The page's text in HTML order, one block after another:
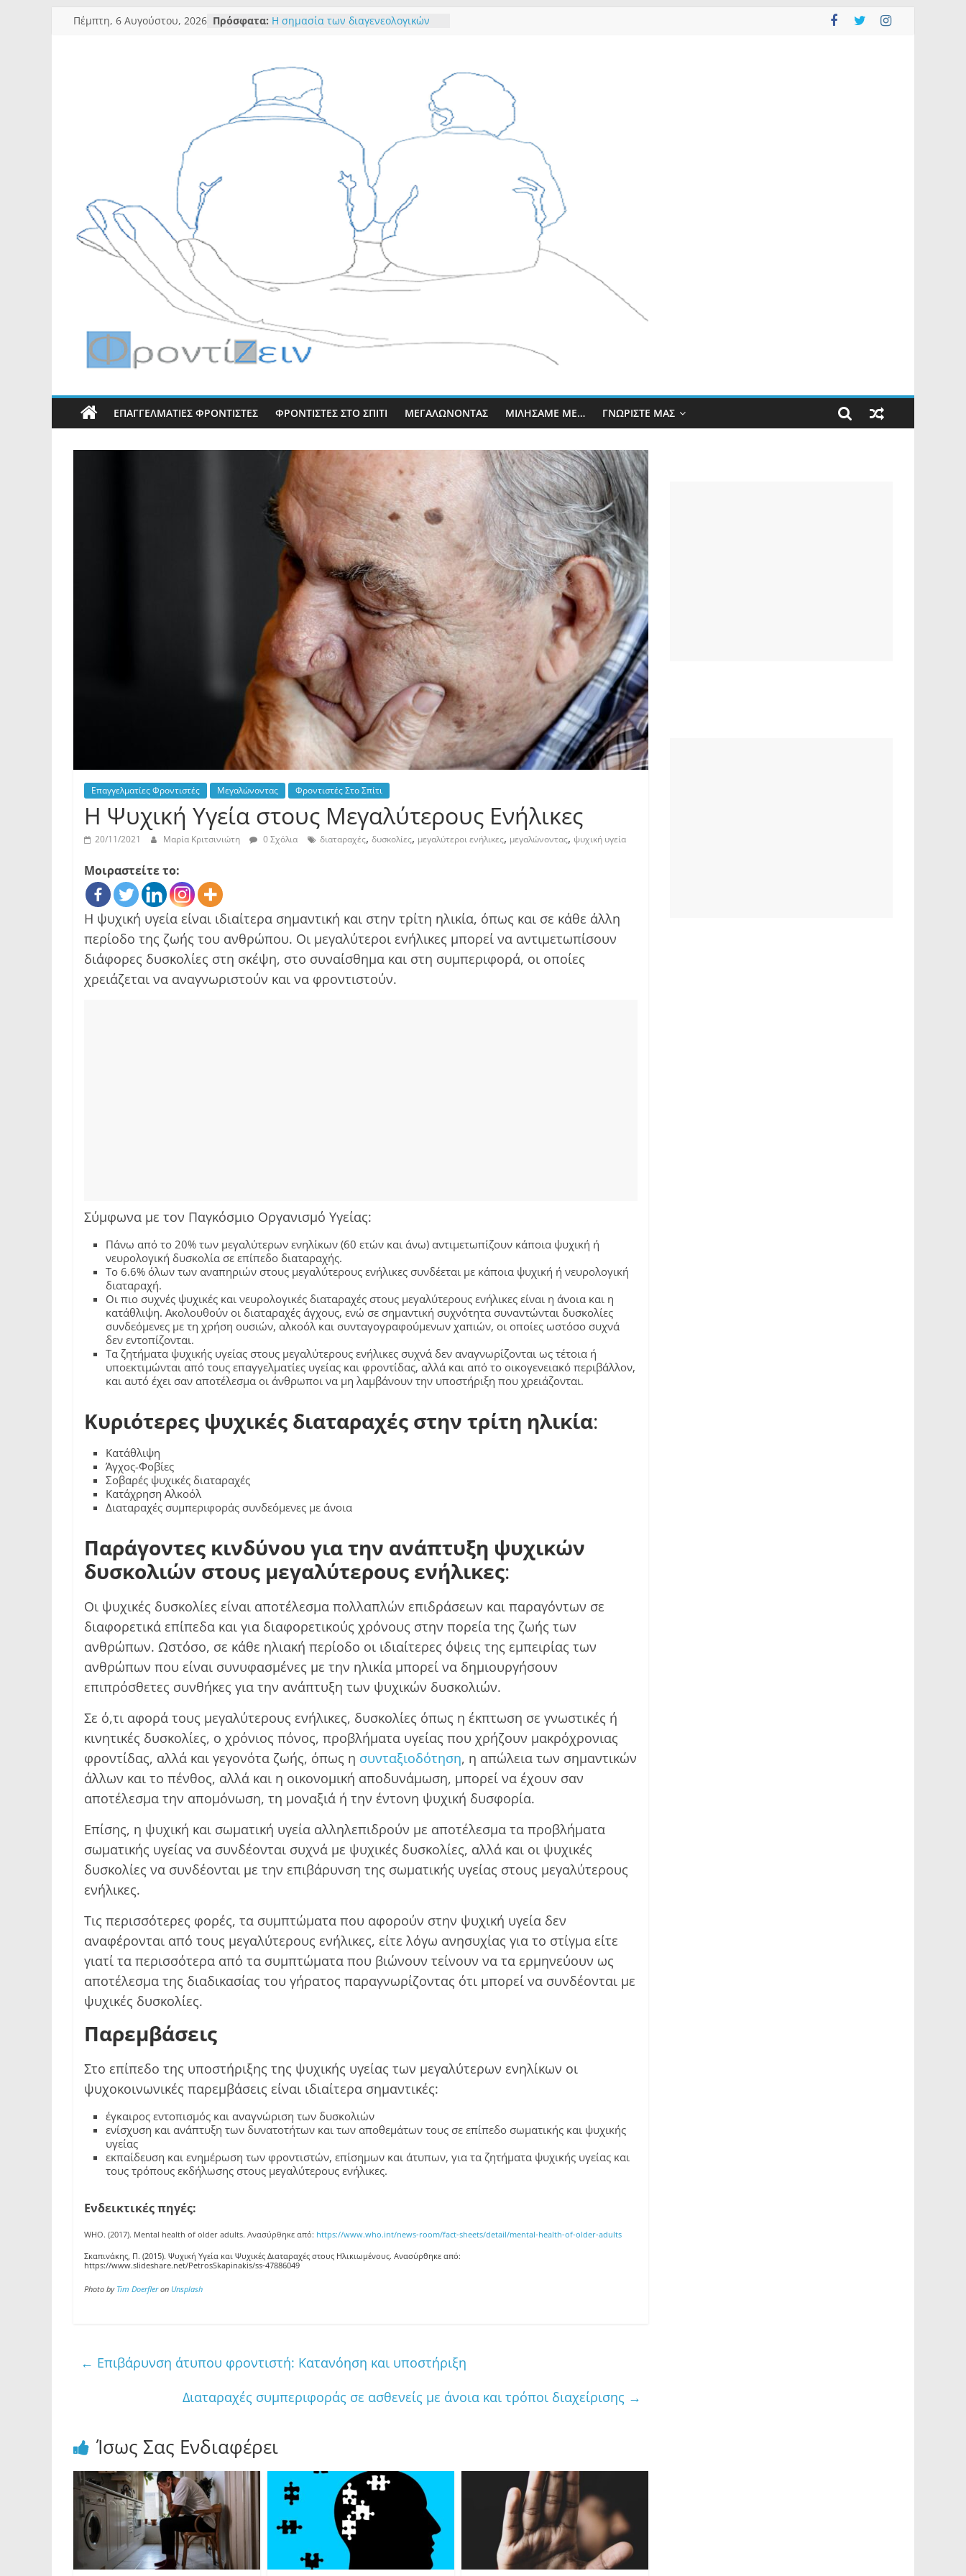
Πέμπτη, 6 Αυγούστου, 2026 Πρόσφατα: Η σημασία των διαγενεολογικών
την συζήτηση;
Ποιες είναι οι ενδείξεις ότι ένας
μεγαλύτερος ενήλικας χρειάζεται
βοήθεια;
Η ευημερία του προσωπικού:
Πρόβλεψη αρνητικών
Επανεφ-ευρίσκοντας τον εαυτό
μέσα από τη μουσική
ΕΠΑΓΓΕΛΜΑΤΊΕΣ ΦΡΟΝΤΙΣΤΈΣ ΦΡΟΝΤΙΣΤΈΣ ΣΤΟ ΣΠΊΤΙ ΜΕΓΑΛΏΝΟΝΤΑΣ ΜΙΛΉΣΑΜΕ ΜΕ… ΓΝΩΡΊΣΤΕ ΜΑΣ
Επαγγελματίες Φροντιστές Μεγαλώνοντας Φροντιστές Στο Σπίτι
Η Ψυχική Υγεία στους Μεγαλύτερους Ενήλικες
20/11/2021 Μαρία Κριτσινιώτη 0 Σχόλια διαταραχές, δυσκολίες, μεγαλύτεροι ενήλικες, μεγαλώνοντας, ψυχική υγεία
Μοιραστείτε το:
Η ψυχική υγεία είναι ιδιαίτερα σημαντική και στην τρίτη ηλικία, όπως και σε κάθε άλλη
περίοδο της ζωής του ανθρώπου. Οι μεγαλύτεροι ενήλικες μπορεί να αντιμετωπίσουν
διάφορες δυσκολίες στη σκέψη, στο συναίσθημα και στη συμπεριφορά, οι οποίες
χρειάζεται να αναγνωριστούν και να φροντιστούν.
Σύμφωνα με τον Παγκόσμιο Οργανισμό Υγείας:
Πάνω από το 20% των μεγαλύτερων ενηλίκων (60 ετών και άνω) αντιμετωπίζουν κάποια ψυχική ή
νευρολογική δυσκολία σε επίπεδο διαταραχής.
Το 6.6% όλων των αναπηριών στους μεγαλύτερους ενήλικες συνδέεται με κάποια ψυχική ή νευρολογική
διαταραχή.
Οι πιο συχνές ψυχικές και νευρολογικές διαταραχές στους μεγαλύτερους ενήλικες είναι η άνοια και η
κατάθλιψη. Ακολουθούν οι διαταραχές άγχους, ενώ σε σημαντική συχνότητα συναντώνται δυσκολίες
συνδεόμενες με τη χρήση ουσιών, αλκοόλ και συνταγογραφούμενων χαπιών, οι οποίες ωστόσο συχνά
δεν εντοπίζονται.
Τα ζητήματα ψυχικής υγείας στους μεγαλύτερους ενήλικες συχνά δεν αναγνωρίζονται ως τέτοια ή
υποεκτιμώνται από τους επαγγελματίες υγείας και φροντίδας, αλλά και από το οικογενειακό περιβάλλον,
και αυτό έχει σαν αποτέλεσμα οι άνθρωποι να μη λαμβάνουν την υποστήριξη που χρειάζονται.
Κυριότερες ψυχικές διαταραχές στην τρίτη ηλικία:
Κατάθλιψη
Άγχος-Φοβίες
Σοβαρές ψυχικές διαταραχές
Κατάχρηση Αλκοόλ
Διαταραχές συμπεριφοράς συνδεόμενες με άνοια
Παράγοντες κινδύνου για την ανάπτυξη ψυχικών
δυσκολιών στους μεγαλύτερους ενήλικες:
Οι ψυχικές δυσκολίες είναι αποτέλεσμα πολλαπλών επιδράσεων και παραγόντων σε
διαφορετικά επίπεδα και για διαφορετικούς χρόνους στην πορεία της ζωής των
ανθρώπων. Ωστόσο, σε κάθε ηλιακή περίοδο οι ιδιαίτερες όψεις της εμπειρίας των
ανθρώπων που είναι συνυφασμένες με την ηλικία μπορεί να δημιουργήσουν
επιπρόσθετες συνθήκες για την ανάπτυξη των ψυχικών δυσκολιών.
Σε ό,τι αφορά τους μεγαλύτερους ενήλικες, δυσκολίες όπως η έκπτωση σε γνωστικές ή
κινητικές δυσκολίες, ο χρόνιος πόνος, προβλήματα υγείας που χρήζουν μακρόχρονιας
φροντίδας, αλλά και γεγονότα ζωής, όπως η συνταξιοδότηση, η απώλεια των σημαντικών
άλλων και το πένθος, αλλά και η οικονομική αποδυνάμωση, μπορεί να έχουν σαν
αποτέλεσμα την απομόνωση, τη μοναξιά ή την έντονη ψυχική δυσφορία.
Επίσης, η ψυχική και σωματική υγεία αλληλεπιδρούν με αποτέλεσμα τα προβλήματα
σωματικής υγείας να συνδέονται συχνά με ψυχικές δυσκολίες, αλλά και οι ψυχικές
δυσκολίες να συνδέονται με την επιβάρυνση της σωματικής υγείας στους μεγαλύτερους
ενήλικες.
Τις περισσότερες φορές, τα συμπτώματα που αφορούν στην ψυχική υγεία δεν
αναφέρονται από τους μεγαλύτερους ενήλικες, είτε λόγω ανησυχίας για το στίγμα είτε
γιατί τα περισσότερα από τα συμπτώματα που βιώνουν τείνουν να τα ερμηνεύουν ως
αποτέλεσμα της διαδικασίας του γήρατος παραγνωρίζοντας ότι μπορεί να συνδέονται με
ψυχικές δυσκολίες.
Παρεμβάσεις
Στο επίπεδο της υποστήριξης της ψυχικής υγείας των μεγαλύτερων ενηλίκων οι
ψυχοκοινωνικές παρεμβάσεις είναι ιδιαίτερα σημαντικές:
έγκαιρος εντοπισμός και αναγνώριση των δυσκολιών
ενίσχυση και ανάπτυξη των δυνατοτήτων και των αποθεμάτων τους σε επίπεδο σωματικής και ψυχικής
υγείας
εκπαίδευση και ενημέρωση των φροντιστών, επίσημων και άτυπων, για τα ζητήματα ψυχικής υγείας και
τους τρόπους εκδήλωσης στους μεγαλύτερους ενήλικες.
Ενδεικτικές πηγές:
WHO. (2017). Mental health of older adults. Ανασύρθηκε από: https://www.who.int/news-room/fact-sheets/detail/mental-health-of-older-adults
Σκαπινάκης, Π. (2015). Ψυχική Υγεία και Ψυχικές Διαταραχές στους Ηλικιωμένους. Ανασύρθηκε από:
https://www.slideshare.net/PetrosSkapinakis/ss-47886049
Photo by Tim Doerfleron Unsplash
← Επιβάρυνση άτυπου φροντιστή: Κατανόηση και υποστήριξη
Διαταραχές συμπεριφοράς σε ασθενείς με άνοια και τρόποι διαχείρισης →
Ίσως Σας Ενδιαφέρει